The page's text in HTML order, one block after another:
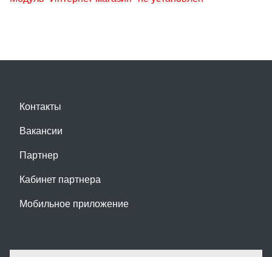
Контакты
Вакансии
Партнер
Кабинет партнера
Мобильное приложение